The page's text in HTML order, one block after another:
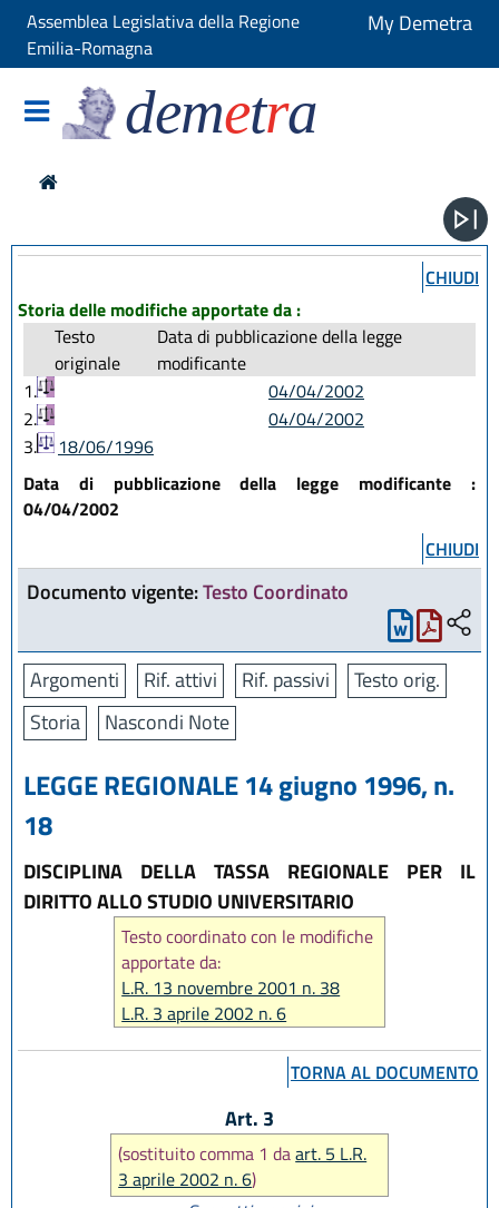
Assemblea Legislativa della Regione
Emilia-Romagna
My Demetra
demetra
CHIUDI
Storia delle modifiche apportate da :
Testo
originale
Data di pubblicazione della legge
modificante
1.
04/04/2002
2.
04/04/2002
3.
18/06/1996
Data di pubblicazione della legge modificante :
04/04/2002
CHIUDI
Documento vigente:Testo Coordinato
Argomenti Rif. attivi Rif. passivi
Testo orig.
Storia
Nascondi Note
LEGGE REGIONALE 14 giugno 1996, n.
18
DISCIPLINA DELLA TASSA REGIONALE PER IL
DIRITTO ALLO STUDIO UNIVERSITARIO
Testo coordinato con le modifiche
apportate da:
L.R. 13 novembre 2001 n. 38
L.R. 3 aprile 2002 n. 6
TORNA AL DOCUMENTO
Art. 3
(sostituito comma 1 daart. 5 L.R.
3 aprile 2002 n. 6)